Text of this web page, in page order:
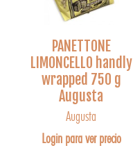
PANETTONE
LIMONCELLO handly
wrapped 750 g
Augusta
Augusta
Login para ver precio